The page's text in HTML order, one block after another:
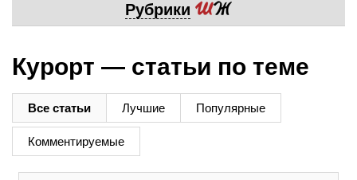
Рубрики
Курорт — статьи по теме
Все статьи Лучшие Популярные
Комментируемые